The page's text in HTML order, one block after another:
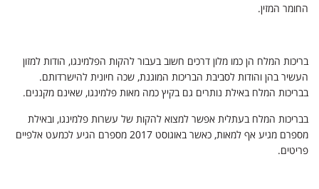
החומר המזין.
בריכות המלח הן כמו מלון דרכים חשוב בעבור להקות הפלמינגו, הודות למזון
העשיר בהן והודות לסביבת הבריכות המוגנת, שכה חיונית להישרדותם.
בבריכות המלח באילת נותרים גם בקיץ כמה מאות פלמינגו, שאינם מקננים.
בבריכות המלח בעתלית אפשר למצוא להקות של עשרות פלמינגו, ובאילת
מספרם
מגיע אף למאות, כאשר באוגוסט 2017 מספרם הגיע לכמעט אלפיים
פריטים.